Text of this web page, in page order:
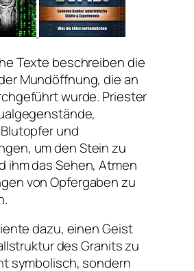
Texte beschreiben die
Mundöffnung, die an
wurde. Priester
und
um den Stein zu
ihm das Sehen, Atmen
von Opfergaben zu
dazu, einen Geist
des Granits zu
symbolisch, sondern